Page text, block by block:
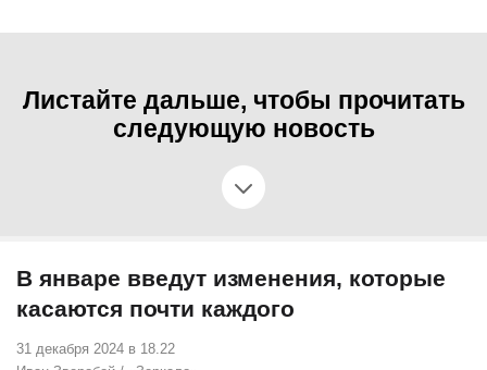
Листайте дальше, чтобы прочитать
следующую новость